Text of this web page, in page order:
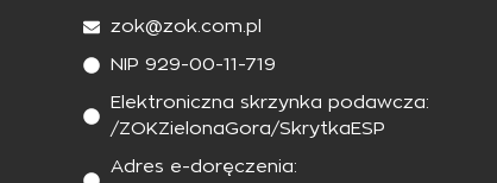
zok@zok.com.pl
NIP 929-00-11-719
Elektroniczna skrzynka podawcza:
/ZOKZielonaGora/SkrytkaESP
Adres e-doręczenia: